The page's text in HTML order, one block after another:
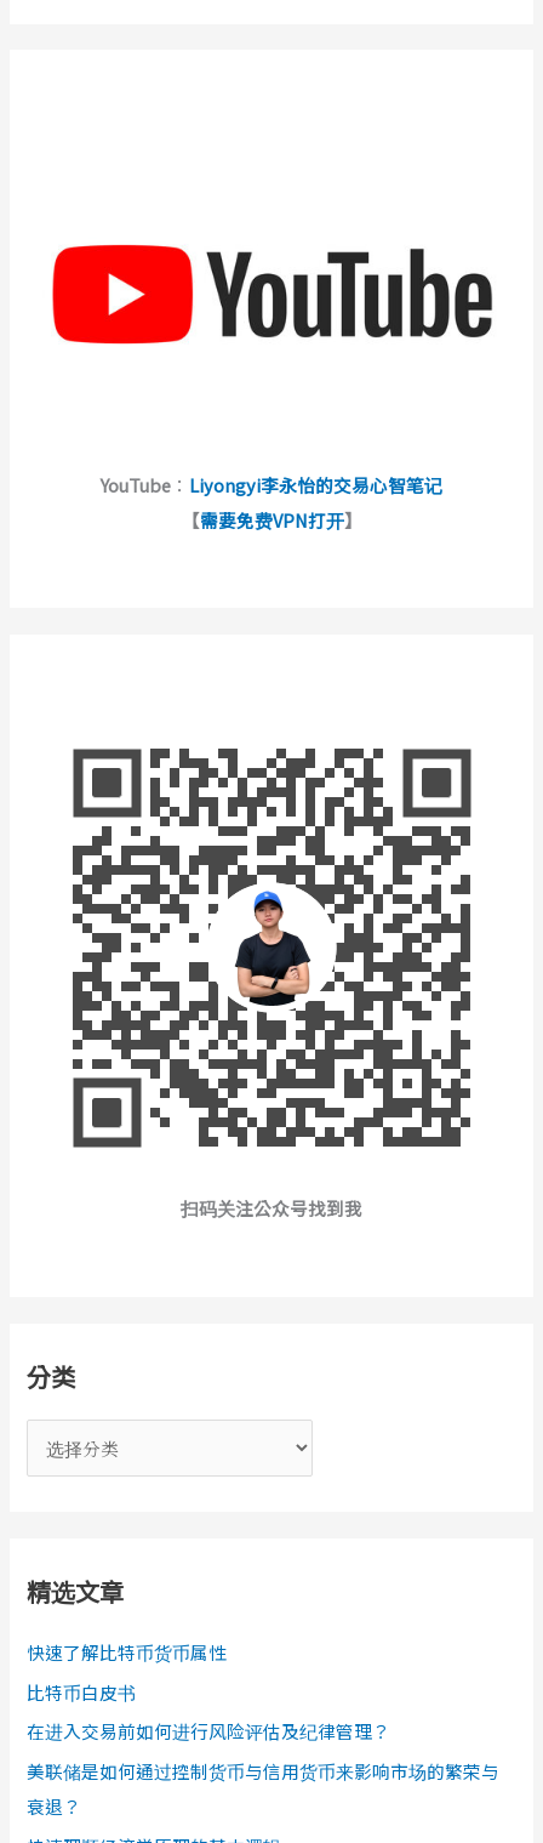
YouTube ： Liyongyi李永怡的交易心智笔记
【需要免费VPN打开】
扫码关注公众号找到我
分类
类
精选文章
快速了解比特币货币属性
比特币白皮书
在进入交易前如何进行风险评估及纪律管理？
美联储是如何通过控制货币与信用货币来影响市场的繁荣与
衰退？